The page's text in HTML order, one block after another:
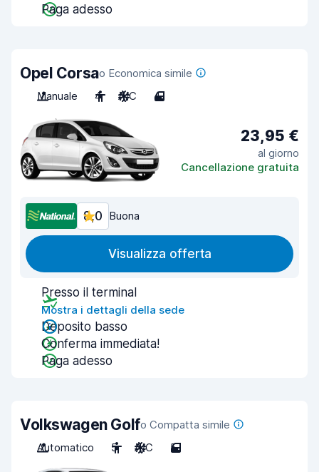
Paga adesso
Opel Corsao Economica simile
Manuale
4 A/C 4
23,95 €
al giorno
Cancellazione gratuita
8,0 Buona
Visualizza offerta
Presso il terminal
Mostra i dettagli della sede
Deposito basso
Conferma immediata!
Paga adesso
Volkswagen Golfo Compatta simile
Automatico
5 A/C 5